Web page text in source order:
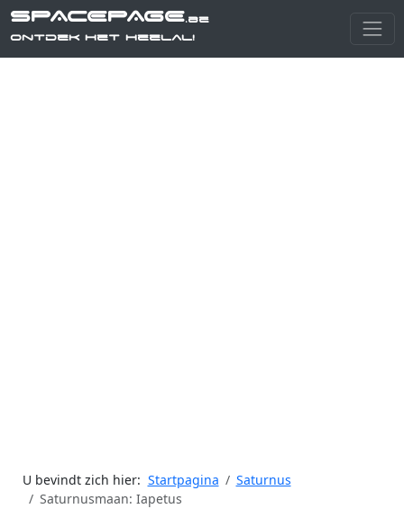
SPACEPAGE.be
Ontdek het heelal!
U bevindt zich hier: Startpagina
Saturnus
Saturnusmaan: Iapetus